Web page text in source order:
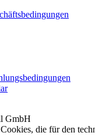
GmbH
die für den